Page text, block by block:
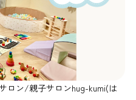
ロン/親子サロンhug-kumi(は